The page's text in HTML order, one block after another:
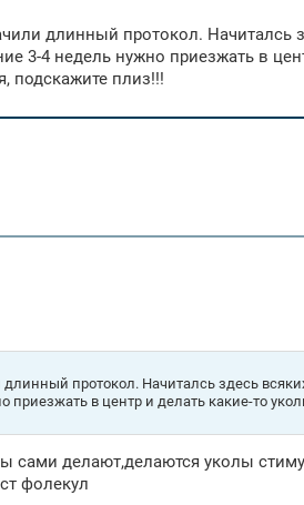
длинный протокол. Начиталсь
3-4 недель нужно приезжать в
подскажите плиз!!!
протокол. Начиталсь здесь
приезжать в центр и делать какие-то
сами делают,делаются уколы
фолекул